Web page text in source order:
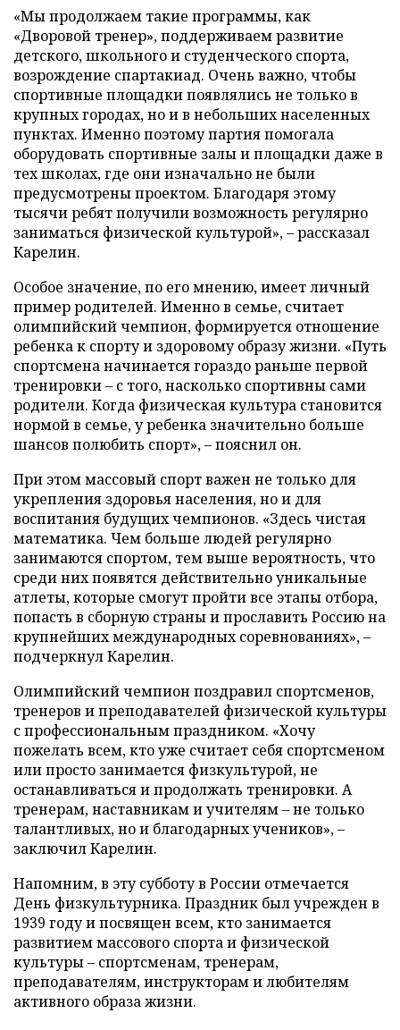
«Мы продолжаем такие программы, как
«Дворовой тренер», поддерживаем развитие
детского, школьного и студенческого спорта,
возрождение спартакиад. Очень важно, чтобы
спортивные площадки появлялись не только в
крупных городах, но и в небольших населенных
пунктах. Именно поэтому партия помогала
оборудовать спортивные залы и площадки даже в
тех школах, где они изначально не были
предусмотрены проектом. Благодаря этому
тысячи ребят получили возможность регулярно
заниматься физической культурой», – рассказал
Карелин.
Особое значение, по его мнению, имеет личный
пример родителей. Именно в семье, считает
олимпийский чемпион, формируется отношение
ребенка к спорту и здоровому образу жизни. «Путь
спортсмена начинается гораздо раньше первой
тренировки – с того, насколько спортивны сами
родители. Когда физическая культура становится
нормой в семье, у ребенка значительно больше
шансов полюбить спорт», – пояснил он.
При этом массовый спорт важен не только для
укрепления здоровья населения, но и для
воспитания будущих чемпионов. «Здесь чистая
математика. Чем больше людей регулярно
занимаются спортом, тем выше вероятность, что
среди них появятся действительно уникальные
атлеты, которые смогут пройти все этапы отбора,
попасть в сборную страны и прославить Россию на
крупнейших международных соревнованиях», –
подчеркнул Карелин.
Олимпийский чемпион поздравил спортсменов,
тренеров и преподавателей физической культуры
с профессиональным праздником. «Хочу
пожелать всем, кто уже считает себя спортсменом
или просто занимается физкультурой, не
останавливаться и продолжать тренировки. А
тренерам, наставникам и учителям – не только
талантливых, но и благодарных учеников», –
заключил Карелин.
Напомним, в эту субботу в России отмечается
День физкультурника. Праздник был учрежден в
1939 году и посвящен всем, кто занимается
развитием массового спорта и физической
культуры – спортсменам, тренерам,
преподавателям, инструкторам и любителям
активного образа жизни.